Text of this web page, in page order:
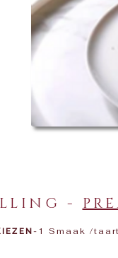
-
- 1 Smaak /